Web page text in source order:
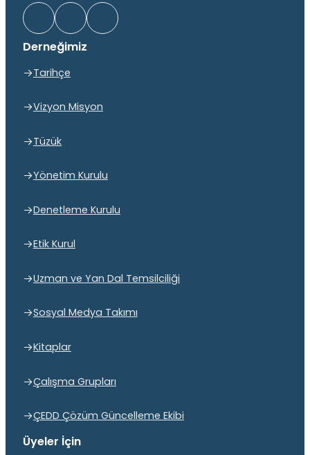
Derneğimiz
Tarihçe
Vizyon Misyon
Tüzük
Yönetim Kurulu
Denetleme Kurulu
Etik Kurul
Uzman ve Yan Dal Temsilciliği
Sosyal Medya Takımı
Kitaplar
Çalışma Grupları
ÇEDD Çözüm Güncelleme Ekibi
Üyeler İçin